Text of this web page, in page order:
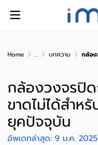
Home ... บทความ กล้องวง
กล้องวงจรปิด
ขาดไม่ได้สำห
ยุคปัจจุบัน
อัพเดทล่าสุด: 9 ม.ค. 2025